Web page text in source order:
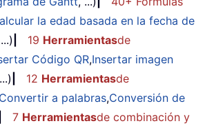
la edad basada en la fecha de
19 Herramientasde
Código QR,Insertar imagen
12 Herramientasde
Convertir a palabras,Conversión de
7 Herramientasde combinación y